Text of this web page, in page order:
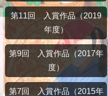
第11回 入賞作品（2019
年度）
第9回 入賞作品（2017年
度）
第7回 入賞作品（2015年